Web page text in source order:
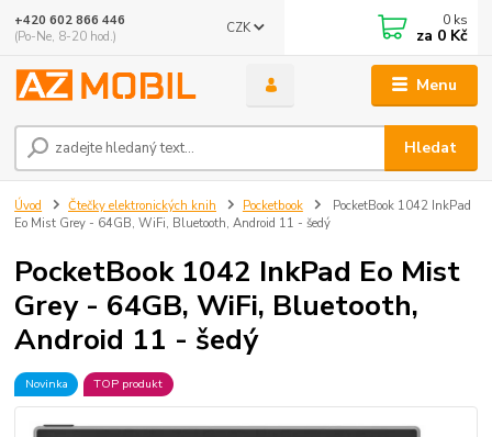
Menu
CZK
Hledat
+420 602 866 446
(Po-Ne, 8-20 hod.)
0 ks
za 0 Kč
Úvod Čtečky elektronických knih Pocketbook
PocketBook 1042 InkPad
Eo Mist Grey - 64GB, WiFi, Bluetooth, Android 11 - šedý
PocketBook 1042 InkPad Eo Mist
Grey - 64GB, WiFi, Bluetooth,
Android 11 - šedý
Novinka TOP produkt